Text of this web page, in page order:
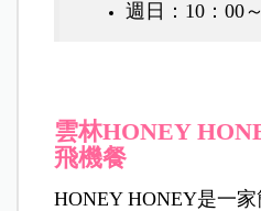
週日：10：00
雲林HONEY
飛機餐
HONEY HONEY是一家